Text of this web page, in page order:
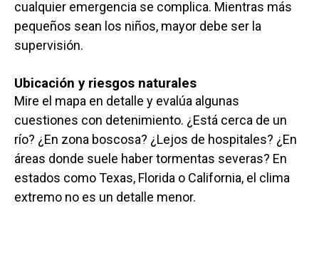
cualquier emergencia se complica. Mientras más
pequeños sean los niños, mayor debe ser la
supervisión.
Ubicación y riesgos naturales
Mire el mapa en detalle y evalúa algunas
cuestiones con detenimiento. ¿Está cerca de un
río? ¿En zona boscosa? ¿Lejos de hospitales? ¿En
áreas donde suele haber tormentas severas? En
estados como Texas, Florida o California, el clima
extremo no es un detalle menor.